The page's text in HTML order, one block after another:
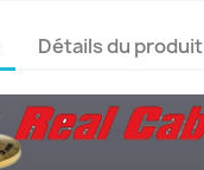
Détails du produit